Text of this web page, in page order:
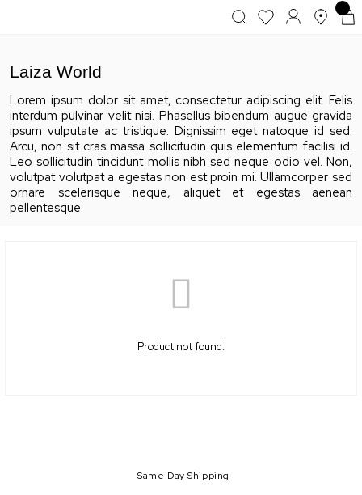
Laiza World
Lorem ipsum dolor sit amet, consectetur adipiscing elit. Felis
interdum pulvinar velit nisi. Phasellus bibendum augue gravida
ipsum vulputate ac tristique. Dignissim eget natoque id sed.
Arcu, non sit cras massa sollicitudin quis elementum facilisi id.
Leo sollicitudin tincidunt mollis nibh sed neque odio vel. Non,
volutpat volutpat a egestas non est proin mi. Ullamcorper sed
ornare scelerisque neque, aliquet et egestas aenean
pellentesque.
Product not found.
Same Day Shipping